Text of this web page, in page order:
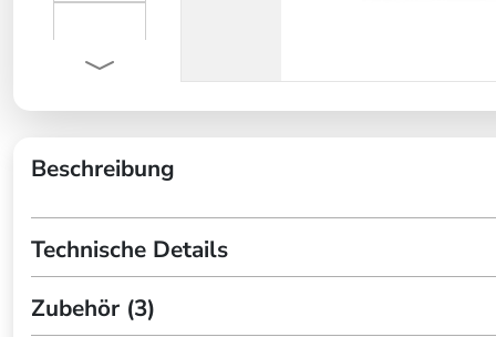
Beschreibung
Technische Details
Zubehör (3)